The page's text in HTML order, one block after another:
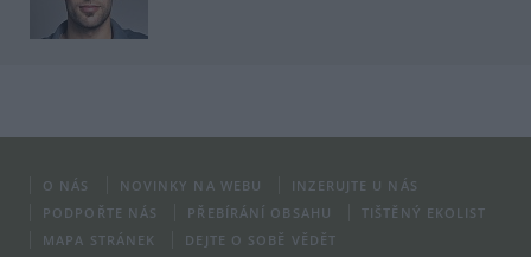
O NÁS NOVINKY NA WEBU
INZERUJTE U NÁS
PODPOŘTE NÁS
PŘEBÍRÁNÍ OBSAHU
TIŠTĚNÝ EKOLIST
MAPA STRÁNEK
DEJTE O SOBĚ VĚDĚT